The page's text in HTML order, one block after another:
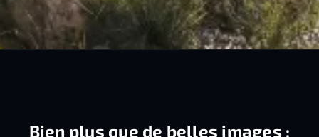
Bien plus que de belles images :